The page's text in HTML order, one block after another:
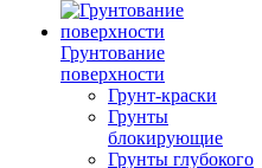
Грунтование
поверхности
Грунт-краски
Грунты
блокирующие
Грунты глубокого